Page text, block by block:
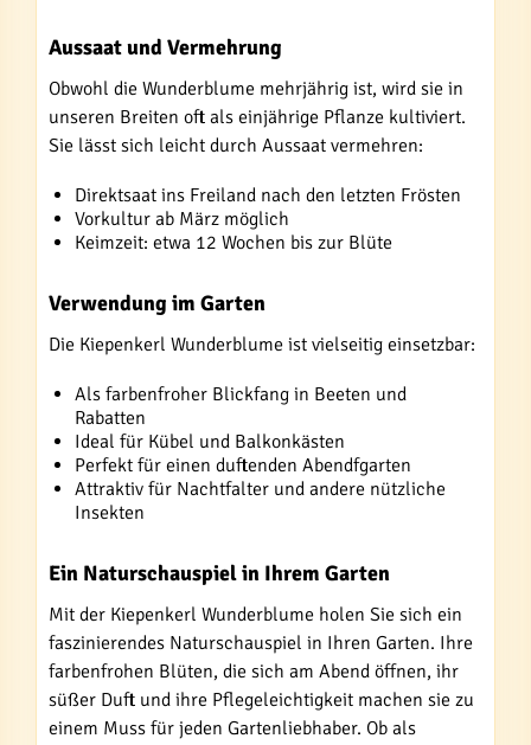
Aussaat und Vermehrung
Obwohl die Wunderblume mehrjährig ist, wird sie in
unseren Breiten oft als einjährige Pflanze kultiviert.
Sie lässt sich leicht durch Aussaat vermehren:
Direktsaat ins Freiland nach den letzten Frösten
Vorkultur ab März möglich
Keimzeit: etwa 12 Wochen bis zur Blüte
Verwendung im Garten
Die Kiepenkerl Wunderblume ist vielseitig einsetzbar:
Als farbenfroher Blickfang in Beeten und
Rabatten
Ideal für Kübel und Balkonkästen
Perfekt für einen duftenden Abendfgarten
Attraktiv für Nachtfalter und andere nützliche
Insekten
Ein Naturschauspiel in Ihrem Garten
Mit der Kiepenkerl Wunderblume holen Sie sich ein
faszinierendes Naturschauspiel in Ihren Garten. Ihre
farbenfrohen Blüten, die sich am Abend öffnen, ihr
süßer Duft und ihre Pflegeleichtigkeit machen sie zu
einem Muss für jeden Gartenliebhaber. Ob als